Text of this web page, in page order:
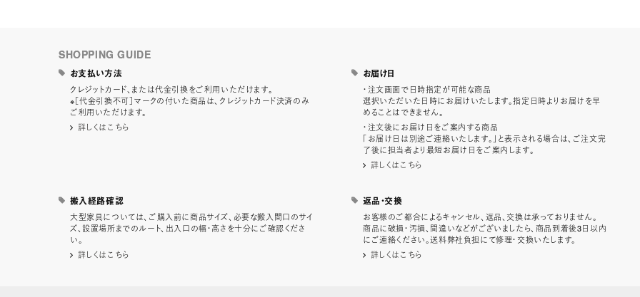
SHOPPING GUIDE
お支払い方法
クレジットカード、または代金引換をご利用いただけます。
※［代金引換不可］マークの付いた商品は、クレジットカード決済のみ
ご利用いただけます。
詳しくはこちら
お届け日
・注文画面で日時指定が可能な商品
選択いただいた日時にお届けいたします。指定日時よりお届けを早
めることはできません。
・注文後にお届け日をご案内する商品
「お届け日は別途ご連絡いたします。」と表示される場合は、ご注文完
了後に担当者より最短お届け日をご案内します。
詳しくはこちら
搬入経路確認
大型家具については、ご購入前に商品サイズ、必要な搬入間口のサイ
ズ、設置場所までのルート、出入口の幅・高さを十分にご確認くださ
い。
詳しくはこちら
返品・交換
お客様のご都合によるキャンセル、返品、交換は承っておりません。
商品に破損・汚損、間違いなどがございましたら、商品到着後3日以内
にご連絡ください。送料弊社負担にて修理・交換いたします。
詳しくはこちら